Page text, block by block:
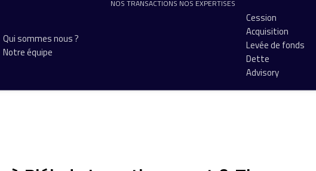
Qui sommes nous ?
Notre équipe
NOS TRANSACTIONS NOS EXPERTISES
Cession
Acquisition
Levée de fonds
Dette
Advisory